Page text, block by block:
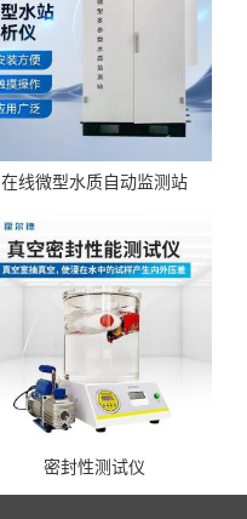
在线微型水质自动监测站
密封性测试仪